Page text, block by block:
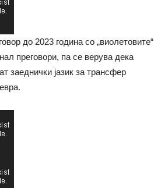
до 2023 година со „виолетовите“
преговори, па се верува дека
заеднички јазик за трансфер